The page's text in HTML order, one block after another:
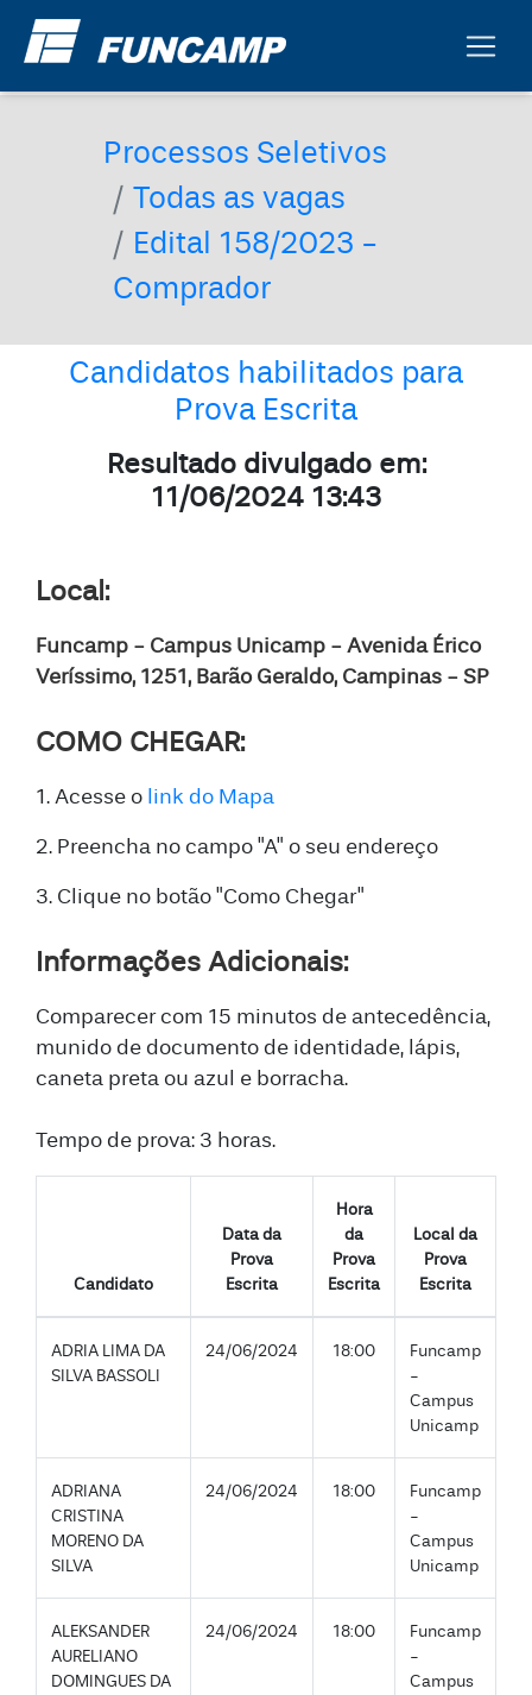
Processos Seletivos
Todas as vagas
Edital 158/2023 -
Comprador
Candidatos habilitados para
Prova Escrita
Resultado divulgado em:
11/06/2024 13:43
Local:
Funcamp - Campus Unicamp - Avenida Érico
Veríssimo, 1251, Barão Geraldo, Campinas - SP
COMO CHEGAR:
1. Acesse o link do Mapa
2. Preencha no campo "A" o seu endereço
3. Clique no botão "Como Chegar"
Informações Adicionais:
Comparecer com 15 minutos de antecedência,
munido de documento de identidade, lápis,
caneta preta ou azul e borracha.
Tempo de prova: 3 horas.
Candidato
Data da
Prova
Escrita
Hora
da
Prova
Escrita
Local da
Prova
Escrita
ADRIA LIMA DA
SILVA BASSOLI
24/06/2024 18:00
Funcamp
-
Campus
Unicamp
ADRIANA
CRISTINA
MORENO DA
SILVA
24/06/2024 18:00
Funcamp
-
Campus
Unicamp
ALEKSANDER
AURELIANO
DOMINGUES DA
24/06/2024 18:00
Funcamp
-
Campus